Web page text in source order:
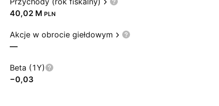
‪40,02 M‬ PLN
Akcje w obrocie giełdowym
—
Beta (1Y)
−0,03